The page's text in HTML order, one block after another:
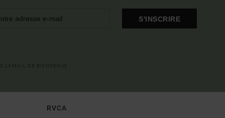
S'INSCRIRE
RVCA